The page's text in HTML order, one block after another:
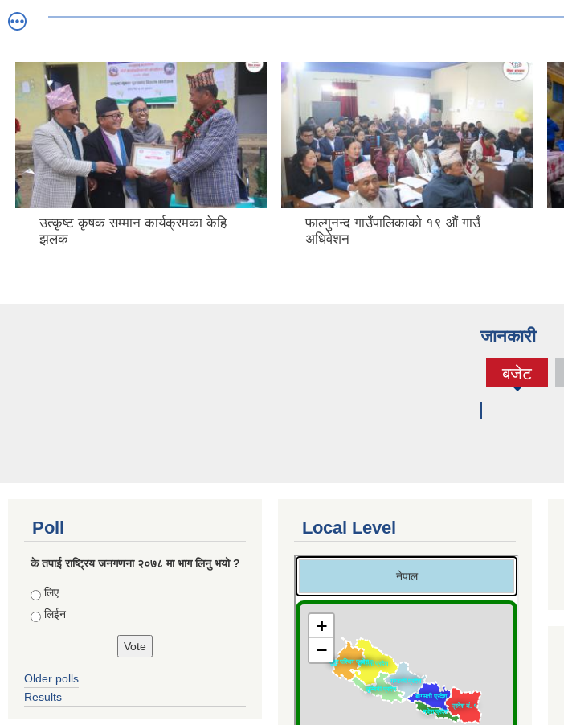
उत्कृष्ट कृषक सम्मान कार्यक्रमका केहि
झलक
फाल्गुनन्द गाउँपालिकाको १९ औं गाउँ
अधिवेशन
जानकारी
बजेट
(active
Poll
के तपाई राष्ट्रिय जनगणना २०७८ मा भाग लिनु भयो ?
Choices
लिए
लिईन
Older polls
Results
Local Level